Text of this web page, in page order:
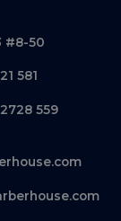
#8-50
581
559